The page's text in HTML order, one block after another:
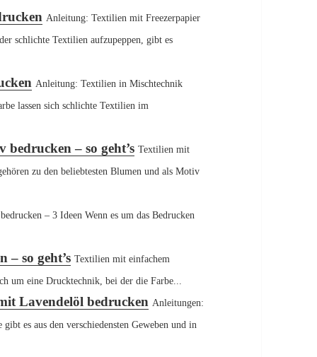
Anleitung: Textilien mit Freezerpapier
schlichte Textilien aufzupeppen, gibt es
Anleitung: Textilien in Mischtechnik
lassen sich schlichte Textilien im
– so geht’s Textilien mit
zu den beliebtesten Blumen und als Motiv
– 3 Ideen Wenn es um das Bedrucken
– so geht’s Textilien mit einfachem
um eine Drucktechnik, bei der die Farbe...
Lavendelöl bedrucken Anleitungen:
es aus den verschiedensten Geweben und in